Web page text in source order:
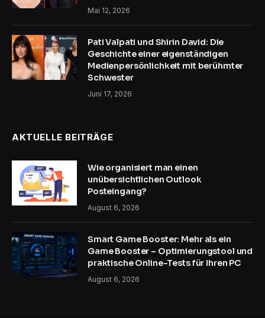
Mai 12, 2026
Pati Valpati und Shirin David: Die
Geschichte einer eigenständigen
Medienpersönlichkeit mit berühmter
Schwester
Juni 17, 2026
AKTUELLE BEITRÄGE
Wie organisiert man einen
unübersichtlichen Outlook
Posteingang?
August 6, 2026
Smart Game Booster: Mehr als ein
Game Booster – Optimierungstool und
praktische Online-Tests für Ihren PC
August 6, 2026